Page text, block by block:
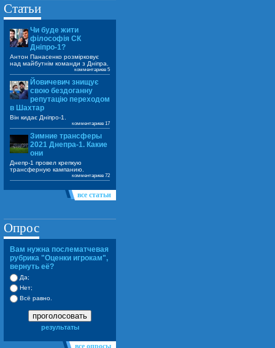
Статьи
Чи буде жити
філософія СК
Дніпро-1?
Антон Панасенко розмірковує
над майбутнім команди з Дніпра.
комментариев 5
Йовичевич знищує
свою бездоганну
репутацію переходом
в Шахтар
Він кидає Дніпро-1.
комментариев 17
Зимние трансферы
2021 Днепра-1. Какие
они
Днепр-1 провел крепкую
трансферную кампанию.
комментариев 72
все статьи
Опрос
Вам нужна послематчевая
рубрика "Оценки игрокам",
вернуть её?
Да;
Нет;
Всё равно.
проголосовать
результаты